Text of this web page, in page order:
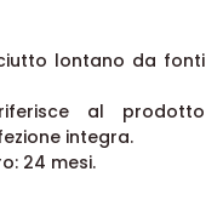
lontano da fonti
al prodotto
integra.
24 mesi.